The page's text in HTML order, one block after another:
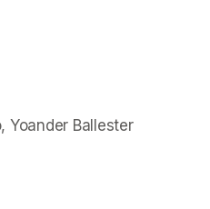
Yoander Ballester